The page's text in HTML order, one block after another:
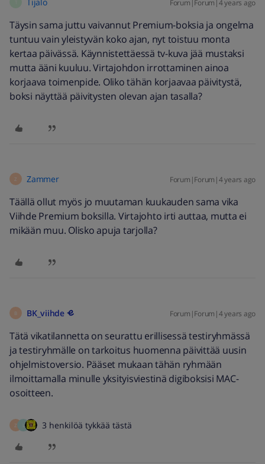
Forum|Forum|4 years ago
Täysin sama juttu vaivannut Premium-boksia ja ongelma
tuntuu vain yleistyvän koko ajan, nyt toistuu monta
kertaa päivässä. Käynnistettäessä tv-kuva jää mustaksi
mutta ääni kuuluu. Virtajohdon irrottaminen ainoa
korjaava toimenpide. Oliko tähän korjaavaa päivitystä,
boksi näyttää päivitysten olevan ajan tasalla?
Z Zammer Forum|Forum|4 years ago
Täällä ollut myös jo muutaman kuukauden sama vika
Viihde Premium boksilla. Virtajohto irti auttaa, mutta ei
mikään muu. Olisko apuja tarjolla?
B BK_viihde Forum|Forum|4 years ago
Tätä vikatilannetta on seurattu erillisessä testiryhmässä
ja testiryhmälle on tarkoitus huomenna päivittää uusin
ohjelmistoversio. Pääset mukaan tähän ryhmään
ilmoittamalla minulle yksityisviestinä digiboksisi MAC-
osoitteen.
Z 3 henkilöä tykkää tästä